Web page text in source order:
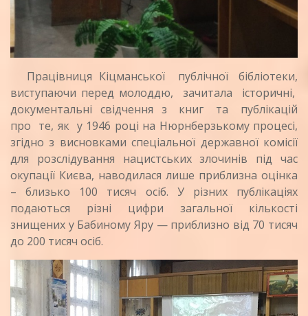
Працівниця Кіцманської публічної бібліотеки,
виступаючи перед молоддю, зачитала історичні,
документальні свідчення з книг та публікацій
про те, як у 1946 році на Нюрнберзькому процесі,
згідно з висновками спеціальної державної комісії
для розслідування нацистських злочинів під час
окупації Києва, наводилася лише приблизна оцінка
– близько 100 тисяч осіб. У різних публікаціях
подаються різні цифри загальної кількості
знищених у Бабиному Яру — приблизно від 70 тисяч
до 200 тисяч осіб.